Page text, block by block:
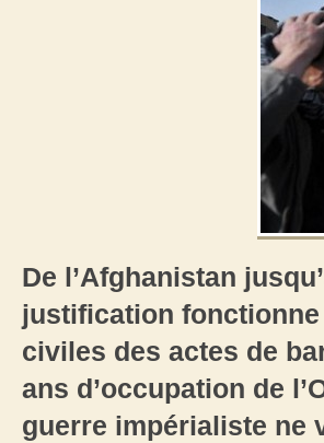
De l’Afghanistan
justification
civiles des actes de
ans d’occupation de
guerre impérialiste ne